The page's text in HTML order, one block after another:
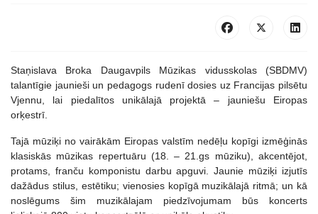
Staņislava Broka Daugavpils Mūzikas vidusskolas (SBDMV)
talantīgie jaunieši un pedagogs rudenī dosies uz Francijas pilsētu
Vjennu, lai piedalītos unikālajā projektā – jauniešu Eiropas
orķestrī.
Tajā mūziķi no vairākām Eiropas valstīm nedēļu kopīgi izmēģinās
klasiskās mūzikas repertuāru (18. – 21.gs mūziku), akcentējot,
protams, franču komponistu darbu apguvi. Jaunie mūziķi izjutīs
dažādus stilus, estētiku; vienosies kopīgā muzikālajā ritmā; un kā
noslēgums šim muzikālajam piedzīvojumam būs koncerts